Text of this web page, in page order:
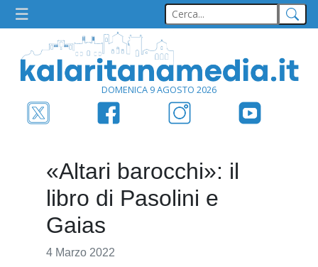
DOMENICA 9 AGOSTO 2026
«Altari barocchi»: il
libro di Pasolini e
Gaias
4 Marzo 2022